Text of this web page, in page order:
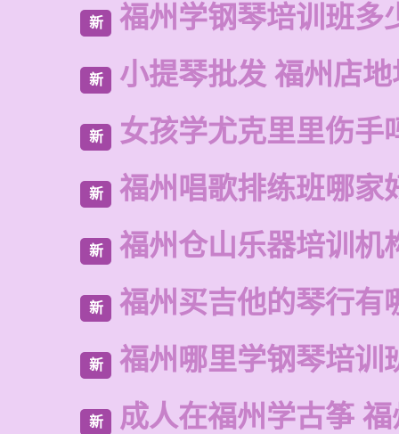
新 福州学钢琴培训班多
新 小提琴批发 福州店
新 女孩学尤克里里伤手
新 福州唱歌排练班哪家
新 福州仓山乐器培训机
新 福州买吉他的琴行有
新 福州哪里学钢琴培训
新 成人在福州学古筝